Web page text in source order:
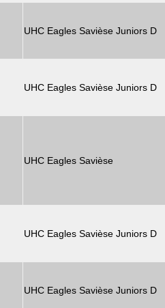
UHC Eagles Savièse Juniors D
UHC Eagles Savièse Juniors D
UHC Eagles Savièse
UHC Eagles Savièse Juniors D
UHC Eagles Savièse Juniors D